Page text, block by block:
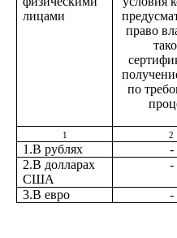
лицами
право
по
1 2
1.В рублях -
2.В долларах
США
-
3.В евро -